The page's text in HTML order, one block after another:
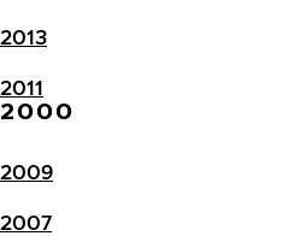
2013
2011
2000
2009
2007